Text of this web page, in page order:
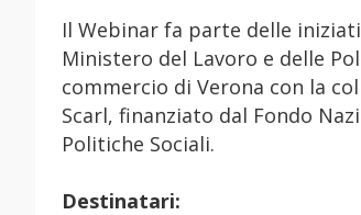
Il Webinar fa parte delle
Ministero del Lavoro e delle
commercio di Verona con la
Scarl, finanziato dal Fondo
Politiche Sociali.
Destinatari: